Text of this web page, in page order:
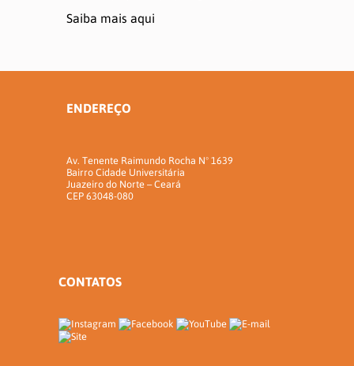
Saiba mais aqui
ENDEREÇO
Av. Tenente Raimundo Rocha Nº 1639
Bairro Cidade Universitária
Juazeiro do Norte – Ceará
CEP 63048-080
CONTATOS